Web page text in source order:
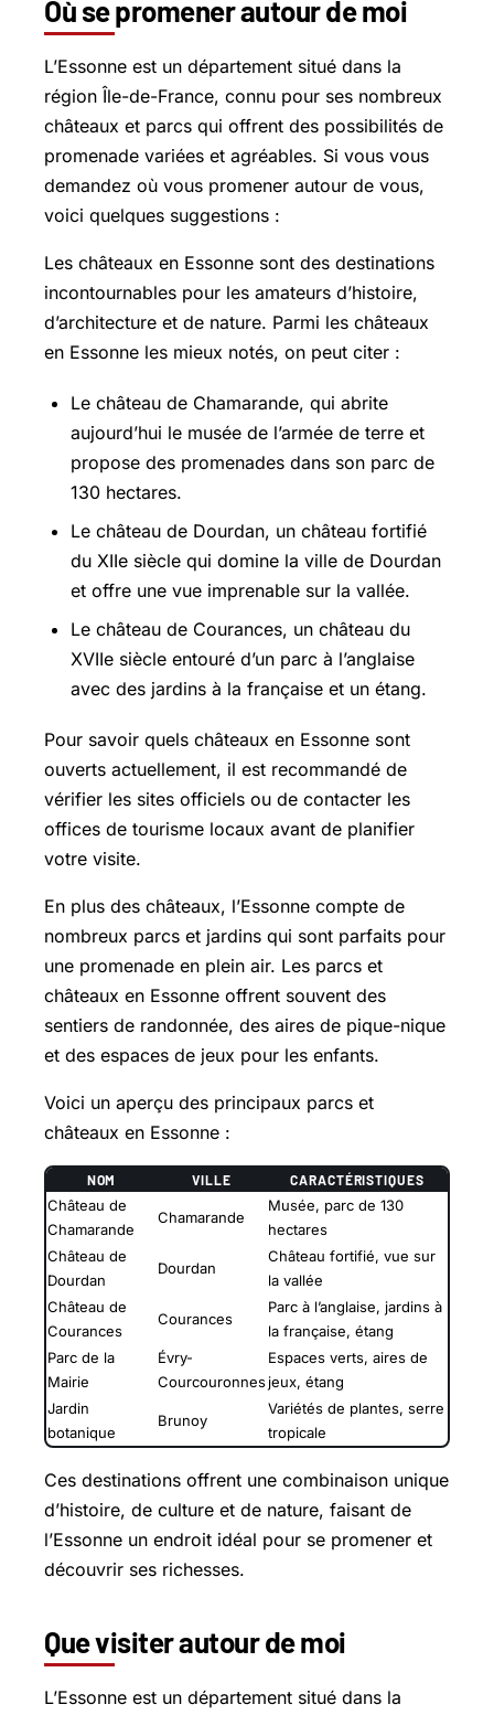
Où se promener autour de moi
L’Essonne est un département situé dans la
région Île-de-France, connu pour ses nombreux
châteaux et parcs qui offrent des possibilités de
promenade variées et agréables. Si vous vous
demandez où vous promener autour de vous,
voici quelques suggestions :
Les châteaux en Essonne sont des destinations
incontournables pour les amateurs d’histoire,
d’architecture et de nature. Parmi les châteaux
en Essonne les mieux notés, on peut citer :
Le château de Chamarande, qui abrite
aujourd’hui le musée de l’armée de terre et
propose des promenades dans son parc de
130 hectares.
Le château de Dourdan, un château fortifié
du XIIe siècle qui domine la ville de Dourdan
et offre une vue imprenable sur la vallée.
Le château de Courances, un château du
XVIIe siècle entouré d’un parc à l’anglaise
avec des jardins à la française et un étang.
Pour savoir quels châteaux en Essonne sont
ouverts actuellement, il est recommandé de
vérifier les sites officiels ou de contacter les
offices de tourisme locaux avant de planifier
votre visite.
En plus des châteaux, l’Essonne compte de
nombreux parcs et jardins qui sont parfaits pour
une promenade en plein air. Les parcs et
châteaux en Essonne offrent souvent des
sentiers de randonnée, des aires de pique-nique
et des espaces de jeux pour les enfants.
Voici un aperçu des principaux parcs et
châteaux en Essonne :
NOM VILLE CARACTÉRISTIQUES
Château de
Chamarande
Chamarande
Musée, parc de 130
hectares
Château de
Dourdan
Dourdan
Château fortifié, vue sur
la vallée
Château de
Courances
Courances
Parc à l’anglaise, jardins à
la française, étang
Parc de la
Mairie
Évry-
Courcouronnes
Espaces verts, aires de
jeux, étang
Jardin
botanique
Brunoy
Variétés de plantes, serre
tropicale
Ces destinations offrent une combinaison unique
d’histoire, de culture et de nature, faisant de
l’Essonne un endroit idéal pour se promener et
découvrir ses richesses.
Que visiter autour de moi
L’Essonne est un département situé dans la